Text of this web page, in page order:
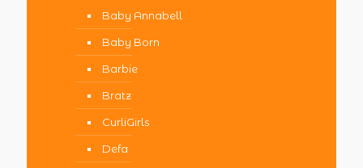
Baby Annabell
Baby Born
Barbie
Bratz
CurliGirls
Defa